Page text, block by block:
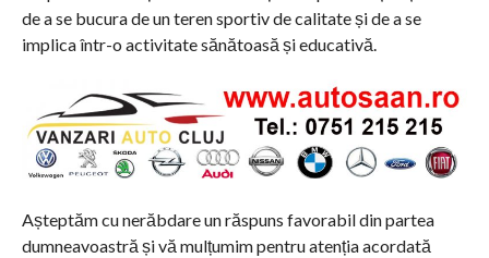
de a se bucura de un teren sportiv de calitate și de a se
implica într-o activitate sănătoasă și educativă.
Așteptăm cu nerăbdare un răspuns favorabil din partea
dumneavoastră și vă mulțumim pentru atenția acordată